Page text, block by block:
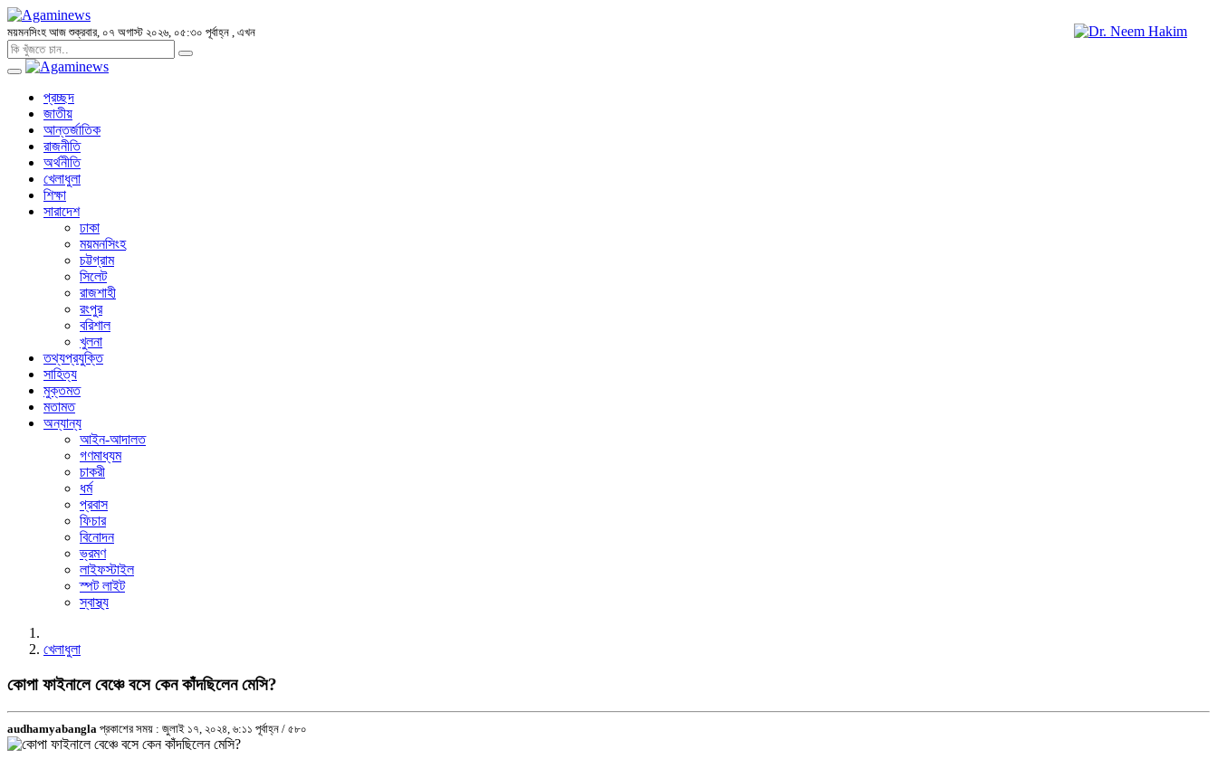
ময়মনসিংহ আজ শুক্রবার, ০৭ অগাস্ট ২০২৬, ০৫:৩০ পূর্বাহ্ন , এখন
প্রচ্ছদ
জাতীয়
আন্তর্জাতিক
রাজনীতি
অর্থনীতি
খেলাধুলা
শিক্ষা
সারাদেশ
ঢাকা
ময়মনসিংহ
চট্টগ্রাম
সিলেট
রাজশাহী
রংপুর
বরিশাল
খুলনা
তথ্যপ্রযুক্তি
সাহিত্য
মুক্তমত
মতামত
অন্যান্য
আইন-আদালত
গণমাধ্যম
চাকরী
ধর্ম
প্রবাস
ফিচার
বিনোদন
ভ্রমণ
লাইফস্টাইল
স্পট লাইট
স্বাস্থ্য
খেলাধুলা
কোপা ফাইনালে বেঞ্চে বসে কেন কাঁদছিলেন মেসি?
audhamyabangla প্রকাশের সময় : জুলাই ১৭, ২০২৪, ৬:১১ পূর্বাহ্ন / ৫৮০